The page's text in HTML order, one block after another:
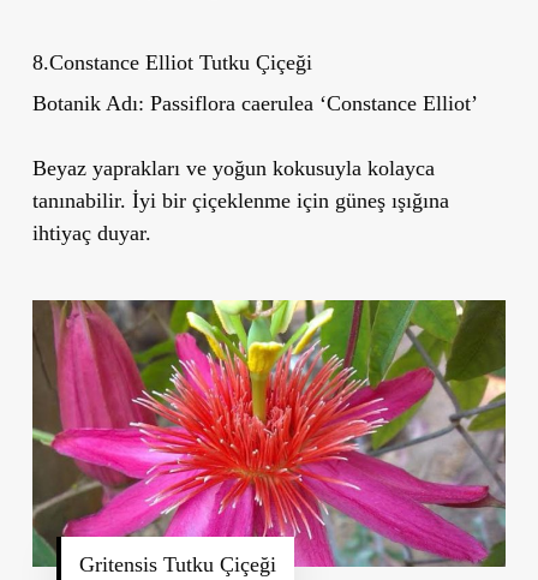
8.Constance Elliot Tutku Çiçeği
Botanik Adı: Passiflora caerulea ‘Constance Elliot’
Beyaz yaprakları ve yoğun kokusuyla kolayca
tanınabilir. İyi bir çiçeklenme için güneş ışığına
ihtiyaç duyar.
Gritensis Tutku Çiçeği